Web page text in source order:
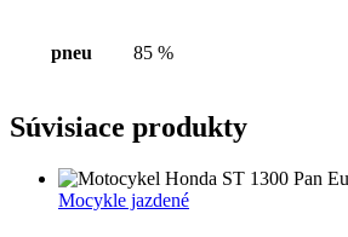
pneu 85 %
Súvisiace produkty
Mocykle jazdené